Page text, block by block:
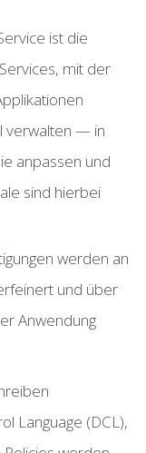
ist die
mit der
verwalten — in
anpassen und
sind hierbei
werden an
und über
Anwendung
Language (DCL),